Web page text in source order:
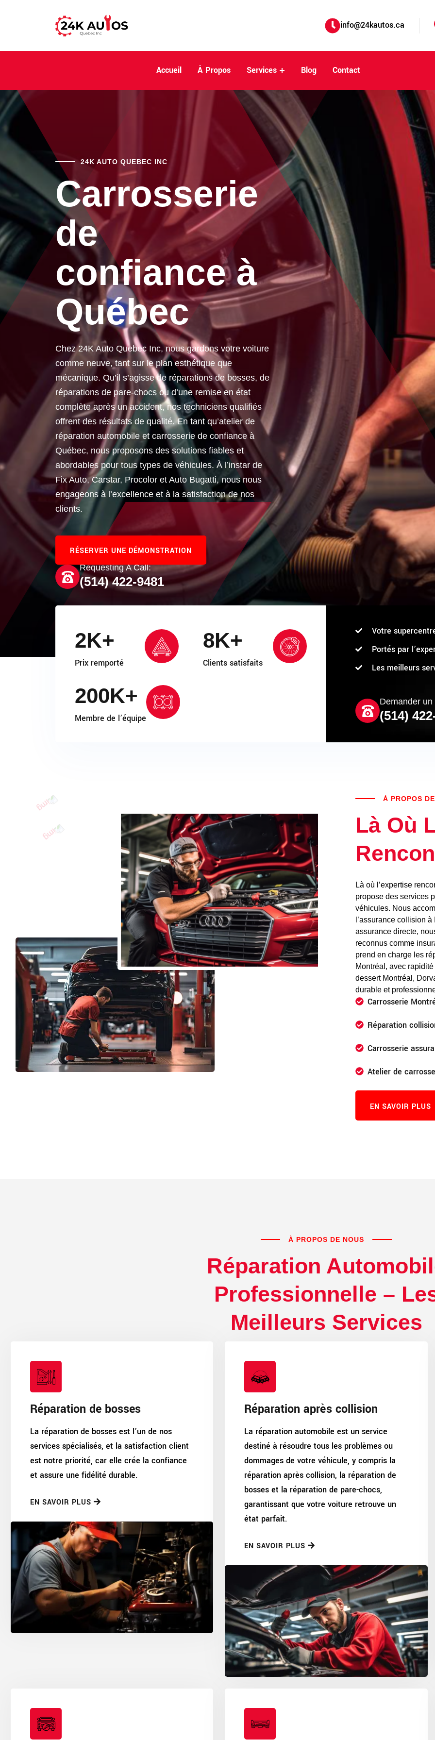
info@24kautos.ca
Accueil À Propos Services Blog Contact
24K AUTO QUEBEC INC
Carrosserie
de
confiance à
Québec
Chez 24K Auto Quebec Inc, nous gardons votre voiture
comme neuve, tant sur le plan esthétique que
mécanique. Qu’il s’agisse de réparations de bosses, de
réparations de pare-chocs ou d’une remise en état
complète après un accident, nos techniciens qualifiés
offrent des résultats de qualité. En tant qu’atelier de
réparation automobile et carrosserie de confiance à
Québec, nous proposons des solutions fiables et
abordables pour tous types de véhicules. À l’instar de
Fix Auto, Carstar, Procolor et Auto Bugatti, nous nous
engageons à l’excellence et à la satisfaction de nos
clients.
RÉSERVER UNE DÉMONSTRATION
Requesting A Call:
(514) 422-9481
2K+
Prix remporté
8K+
Clients satisfaits
200K+
Membre de l’équipe
Votre
Portés par
Les meilleurs
Demander un
(514)
À PROPOS
Là Où
Là où l’expertise
propose des services
véhicules. Nous
l’assurance collision
assurance directe,
reconnus comme
prend en charge les
Montréal, avec
dessert Montréal,
durable et
Carrosserie
Réparation
Carrosserie
Atelier de
EN SAVOIR PLUS
À PROPOS DE NOUS
Réparation
Professionnelle –
Meilleurs Services
Réparation de bosses
La réparation de bosses est l’un de nos
services spécialisés, et la satisfaction client
est notre priorité, car elle crée la confiance
et assure une fidélité durable.
EN SAVOIR PLUS
Réparation après collision
La réparation automobile est un service
destiné à résoudre tous les problèmes ou
dommages de votre véhicule, y compris la
réparation après collision, la réparation de
bosses et la réparation de pare-chocs,
garantissant que votre voiture retrouve un
état parfait.
EN SAVOIR PLUS